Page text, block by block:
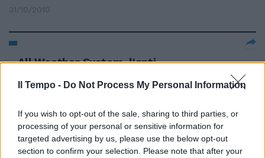
Il Tempo - Do Not Process My Personal Information
If you wish to opt-out of the sale, sharing to third parties, or
processing of your personal or sensitive information for
targeted advertising by us, please use the below opt-out
section to confirm your selection. Please note that after your
31/10/2010
All Weather System, l'anti-
WEATHER SYSTEM, il nuovo
per affrontare la strada in ogni
stagione.
24/10/2010